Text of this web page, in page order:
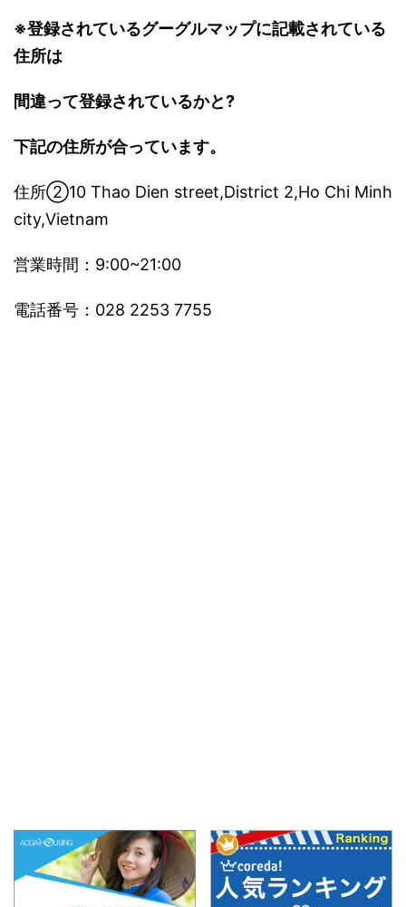
※登録されているグーグルマップに記載されている
住所は
間違って登録されているかと?
下記の住所が合っています。
住所②10 Thao Dien street,District 2,Ho Chi Minh
city,Vietnam
営業時間：9:00~21:00
電話番号：028 2253 7755